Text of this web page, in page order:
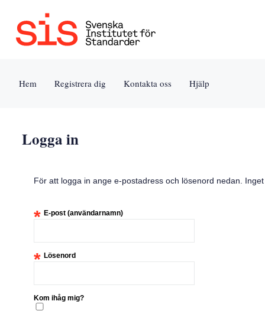
Jump
Hem Registrera dig Kontakta oss Hjälp
Logga in
För att logga in ange e-postadress och lösenord nedan.
* E-post (användarnamn)
* Lösenord
Kom ihåg mig?